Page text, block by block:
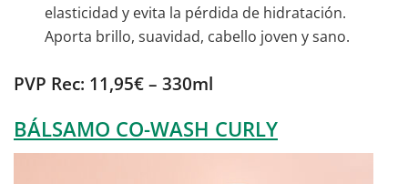
elasticidad y evita la pérdida de hidratación.
Aporta brillo, suavidad, cabello joven y sano.
PVP Rec: 11,95€ – 330ml
BÁLSAMO CO-WASH CURLY